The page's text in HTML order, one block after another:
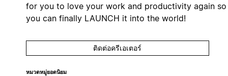
for you to love your work and productivity again so
you can finally LAUNCH it into the world!
ติดต่อครีเอเตอร์
หมวดหมู่ยอดนิยม